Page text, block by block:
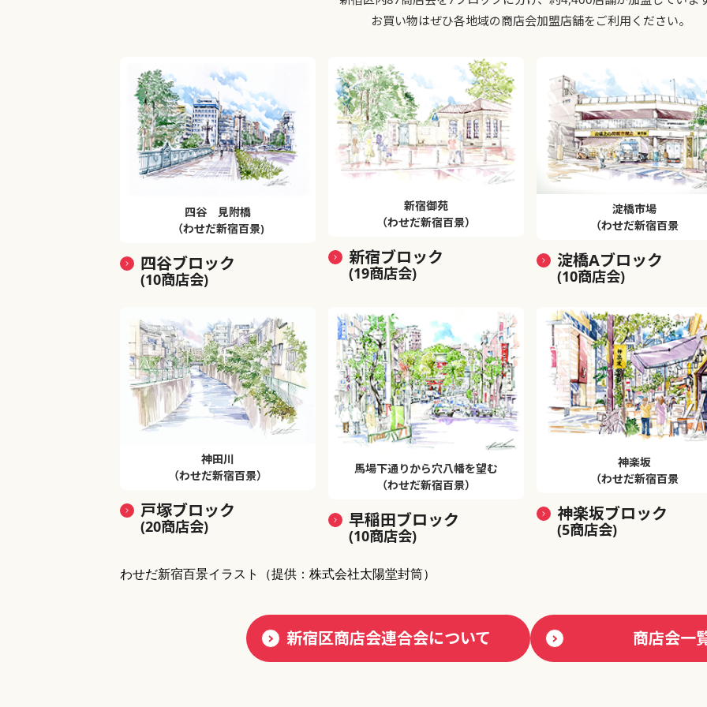
お買い物はぜひ各地域の商店会加盟店舗をご利用ください。
四谷 見附橋
（わせだ新宿百景)
四谷ブロック
(10商店会)
新宿御苑
（わせだ新宿百景）
新宿ブロック
(19商店会)
淀橋市場
（わせだ新宿百景
淀橋Aブロック
(10商店会)
神田川
（わせだ新宿百景）
戸塚ブロック
(20商店会)
馬場下通りから穴八幡を望む
（わせだ新宿百景）
早稲田ブロック
(10商店会)
神楽坂
（わせだ新宿百景
神楽坂ブロック
(5商店会)
わせだ新宿百景イラスト （提供：株式会社太陽堂封筒）
新宿区商店会連合会について 商店会一